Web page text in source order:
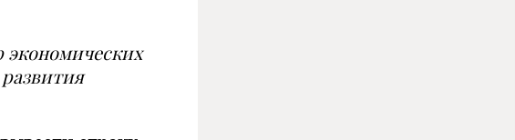
экономических